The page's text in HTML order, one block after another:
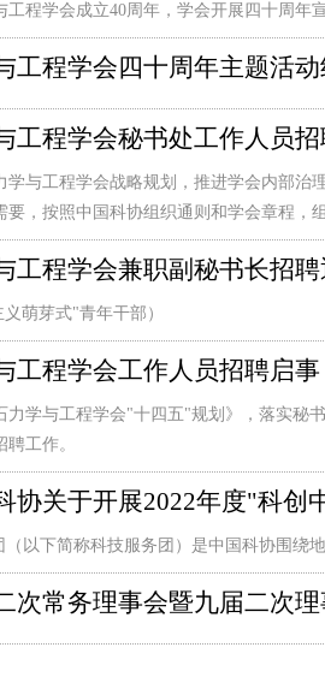
工程学会成立40周年，学会开展四十周年
工程学会四十周年主题活
工程学会秘书处工作人员
学与工程学会战略规划，推进学会内部
要，按照中国科协组织通则和学会章程，
工程学会兼职副秘书长招聘
萌芽式"青年干部）
工程学会工作人员招聘启事
力学与工程学会"十四五"规划》，落实秘
工作。
协关于开展2022年度"科创
以下简称科技服务团）是中国科协围绕
次常务理事会暨九届二次